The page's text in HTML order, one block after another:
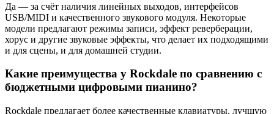
Да — за счёт наличия линейных выходов, интерфейсов
USB/MIDI и качественного звукового модуля. Некоторые
модели предлагают режимы записи, эффект реверберации,
хорус и другие звуковые эффекты, что делает их подходящими
и для сцены, и для домашней студии.
Какие преимущества у Rockdale по сравнению с
бюджетными цифровыми пианино?
Rockdale предлагает более качественные клавиатуры, лучшую